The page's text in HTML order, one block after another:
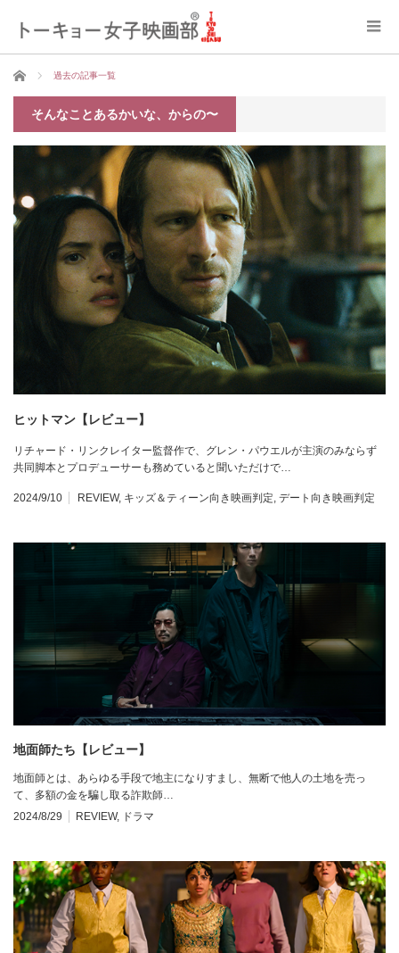
ホーム 過去の記事一覧
そんなことあるかいな、からの〜
ヒットマン【レビュー】
リチャード・リンクレイター監督作で、グレン・パウエルが主演のみならず
共同脚本とプロデューサーも務めていると聞いただけで…
2024/9/10 REVIEW, キッズ＆ティーン向き映画判定 デート向き映画判定
地面師たち【レビュー】
地面師とは、あらゆる手段で地主になりすまし、無断で他人の土地を売っ
て、多額の金を騙し取る詐欺師…
2024/8/29
REVIEW, ドラマ